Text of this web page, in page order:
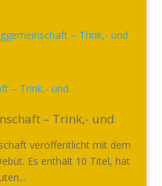
– Trink,- und
– Trink,- und
veröffentlicht mit dem
Es enthält 10 Titel, hat